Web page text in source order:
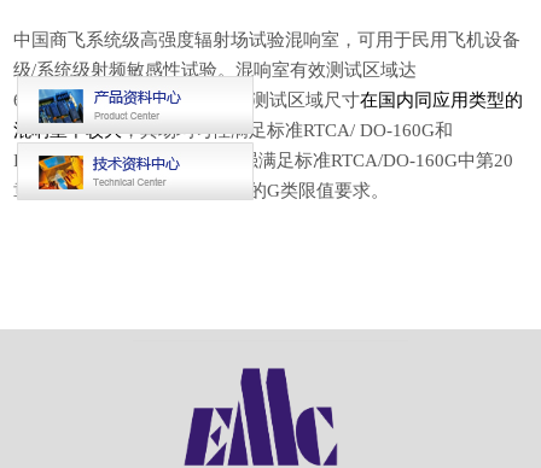
中国商飞系统级高强度辐射场试验混响室，可用于民用飞机设备
级/系统级射频敏感性试验。混响室有效测试区域达
6m×4m×3m（长×宽×高），其测试区域尺寸在 国内同应用类型的
混响室中较大，其场均匀性满足标准RTCA/ DO-160G和
IEC61000-4-21要求，测试场强满足标准RTCA/DO-160G中第20
章射频敏感度测试加载条件下的G类限值要求。